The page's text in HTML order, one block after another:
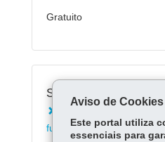
Gratuito
Serviços Relacionados:
fundamental e médio
Aviso de Cookies
Este portal utiliza
essenciais para